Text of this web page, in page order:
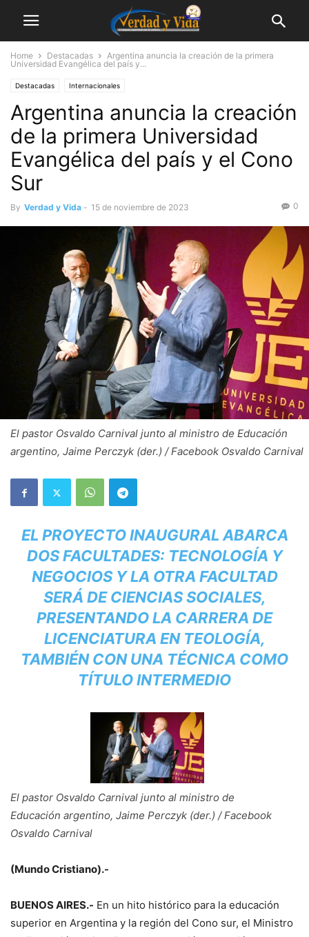
Home Destacadas
Argentina anuncia la creación de la primera
Universidad Evangélica del país y...
Destacadas Internacionales
Argentina anuncia la creación
de la primera Universidad
Evangélica del país y el Cono
Sur
By Verdad y Vida - 15 de noviembre de 2023 0
El pastor Osvaldo Carnival junto al ministro de Educación
argentino, Jaime Perczyk (der.) / Facebook Osvaldo Carnival
EL PROYECTO INAUGURAL ABARCA
DOS FACULTADES: TECNOLOGÍA Y
NEGOCIOS Y LA OTRA FACULTAD
SERÁ DE CIENCIAS SOCIALES,
PRESENTANDO LA CARRERA DE
LICENCIATURA EN TEOLOGÍA,
TAMBIÉN CON UNA TÉCNICA COMO
TÍTULO INTERMEDIO
El pastor Osvaldo Carnival junto al ministro de
Educación argentino, Jaime Perczyk (der.) / Facebook
Osvaldo Carnival
(Mundo Cristiano).-
BUENOS AIRES.- En un hito histórico para la educación
superior en Argentina y la región del Cono sur, el Ministro